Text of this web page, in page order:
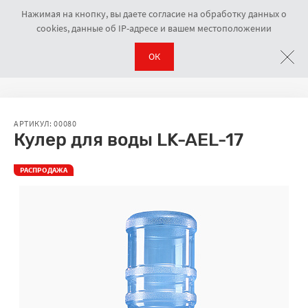
Кулер для воды LK-AEL-17
АРТИКУЛ: 00080
Кулер для воды LK-AEL-17
РАСПРОДАЖА
Нажимая на кнопку, вы даете согласие на обработку данных о
cookies, данные об IP-адресе и вашем местоположении
ОК